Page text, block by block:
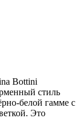
Bottini
стиль
белой гамме с
Это